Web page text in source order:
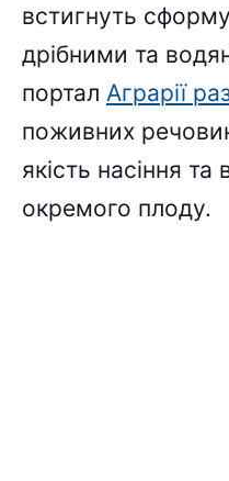
встигнуть
дрібними та
портал Аграрії
поживних
якість насіння
окремого плоду.